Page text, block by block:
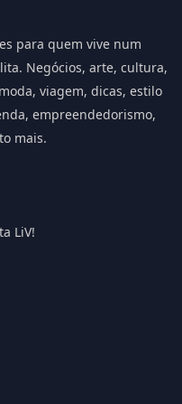
para quem vive num
Negócios, arte, cultura,
viagem, dicas, estilo
empreendedorismo,
mais.
LiV!